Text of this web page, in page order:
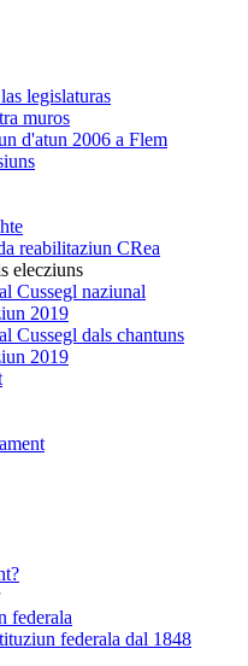
legislaturas
muros
d'atun 2006 a Flem
reabilitaziun CRea
elecziuns
Cussegl naziunal
2019
Cussegl dals chantuns
2019
federala
federala dal 1848